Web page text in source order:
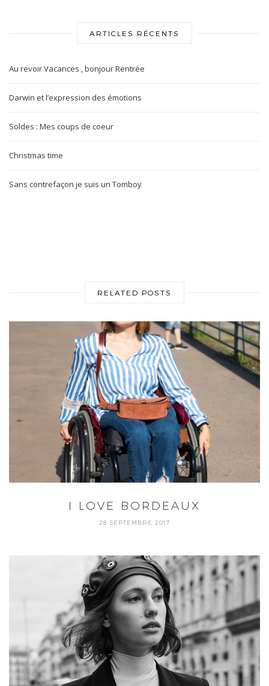
ARTICLES RÉCENTS
Au revoir Vacances , bonjour Rentrée
Darwin et l’expression des émotions
Soldes : Mes coups de coeur
Christmas time
Sans contrefaçon je suis un Tomboy
RELATED POSTS
I LOVE BORDEAUX
28 SEPTEMBRE 2017